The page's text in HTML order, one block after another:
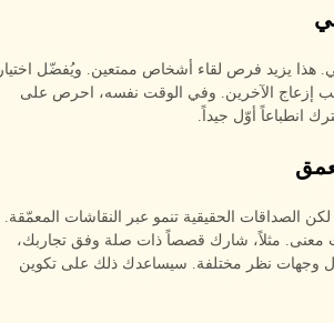
1 مقابل 1 بشكل استباقي. هذا يزيد فرص لقاء أشخاص ممتعين. ويُفضّل اختيار
إزعاج الآخرين. وفي الوقت نفسه، احرص على
انطباعاً أوّل جيداً.
الصداقات الحقيقية تنمو عبر النقاشات المعمّقة.
معنى. مثلاً، شارك قصصاً ذات صلة وفق تجاربك،
وجهات نظر مختلفة. سيساعدك ذلك على تكوين